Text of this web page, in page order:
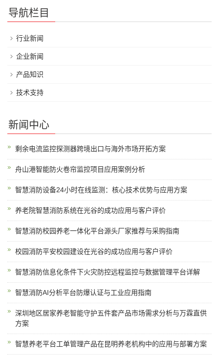
导航栏目
行业新闻
企业新闻
产品知识
技术支持
新闻中心
剩余电流监控探测器跨境出口与海外市场开拓方案
舟山港智能防火卷帘监控项目应用案例分析
智慧消防设备24小时在线监测：核心技术优势与应用方案
养老院智慧消防系统在光谷的成功应用与客户评价
智慧消防校园养老一体化平台源头厂家推荐与采购指南
校园消防平安校园建设在光谷的成功应用与客户评价
智慧消防信息化条件下火灾防控远程监控与数据管理平台详解
智慧消防AI分析平台防爆认证与工业应用指南
深圳地区居家养老智能守护五件套产品市场需求分析与万霖直供
方案
智慧养老平台工单管理产品在昆明养老机构中的应用与部署方案